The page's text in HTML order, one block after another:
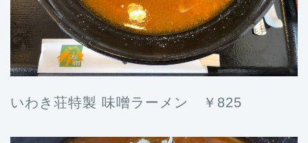
いわき荘特製 味噌ラーメン ￥825